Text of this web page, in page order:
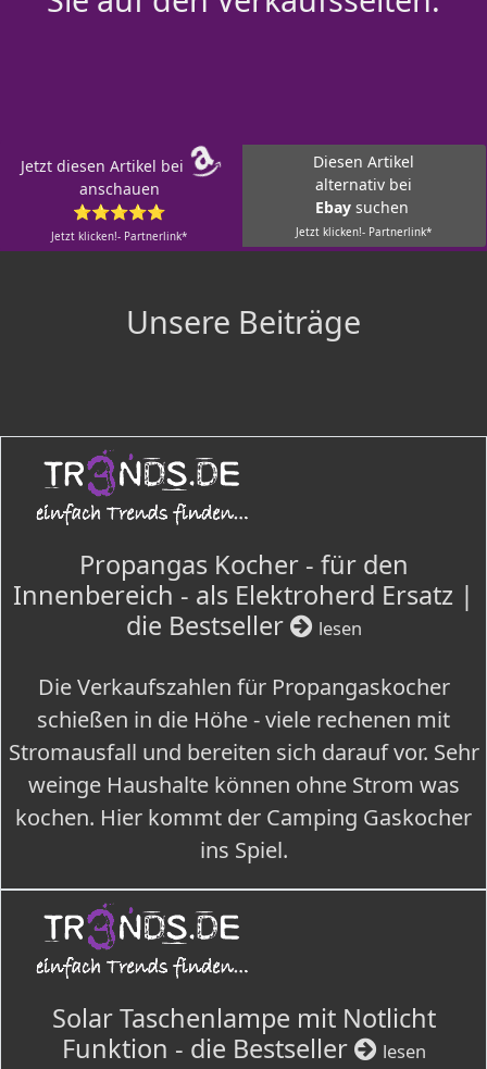
Jetzt diesen Artikel bei
anschauen
⭐⭐⭐⭐⭐
Jetzt klicken!- Partnerlink*
Diesen Artikel
alternativ bei
Ebay suchen
Jetzt klicken!- Partnerlink*
Unsere Beiträge
Propangas Kocher - für den
Innenbereich - als Elektroherd Ersatz |
die Bestseller
lesen
Die Verkaufszahlen für Propangaskocher
schießen in die Höhe - viele rechenen mit
Stromausfall und bereiten sich darauf vor. Sehr
weinge Haushalte können ohne Strom was
kochen. Hier kommt der Camping Gaskocher
ins Spiel.
Solar Taschenlampe mit Notlicht
Funktion - die Bestseller
lesen